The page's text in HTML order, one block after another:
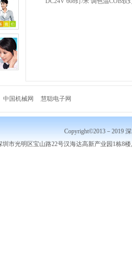
中国机械网 慧聪电子网
Copyright©2013－2019
圳市光明区宝山路22号汉海达高新产业园1栋8楼